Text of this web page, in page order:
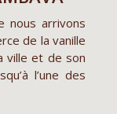
nous arrivons
de la vanille
ville et de son
l’une des